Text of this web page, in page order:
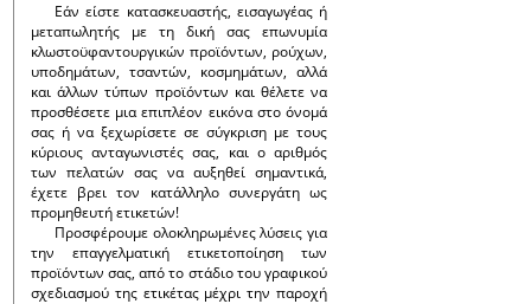
Εάν είστε κατασκευαστής, εισαγωγέας ή
μεταπωλητής με τη δική σας επωνυμία
κλωστοϋφαντουργικών προϊόντων, ρούχων,
υποδημάτων, τσαντών, κοσμημάτων, αλλά
και άλλων τύπων προϊόντων και θέλετε να
προσθέσετε μια επιπλέον εικόνα στο όνομά
σας ή να ξεχωρίσετε σε σύγκριση με τους
κύριους ανταγωνιστές σας, και ο αριθμός
των πελατών σας να αυξηθεί σημαντικά,
έχετε βρει τον κατάλληλο συνεργάτη ως
προμηθευτή ετικετών!
Προσφέρουμε ολοκληρωμένες λύσεις για
την επαγγελματική ετικετοποίηση των
προϊόντων σας, από το στάδιο του γραφικού
σχεδιασμού της ετικέτας μέχρι την παροχή